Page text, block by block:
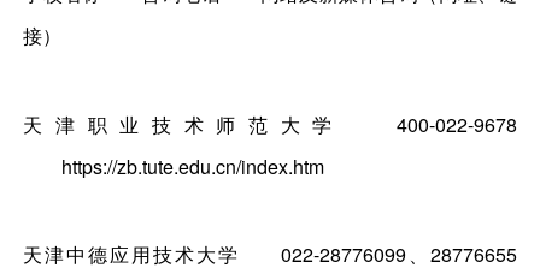
接）
天津职业技术师范大学
400-022-9678
https://zb.tute.edu.cn/index.htm
天津中德应用技术大学
022-28776099、28776655